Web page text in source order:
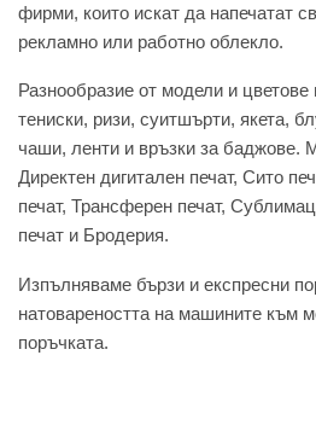
фирми, които искат да напечатат
рекламно или работно облекло.
Разнообразие от модели и цветове
тениски, ризи, суитшърти, якета,
чаши, ленти и връзки за баджове.
Директен дигитален печат, Сито
печат, Трансферен печат,
печат и Бродерия.
Изпълняваме бързи и експресни
натовареността на машините към
поръчката.